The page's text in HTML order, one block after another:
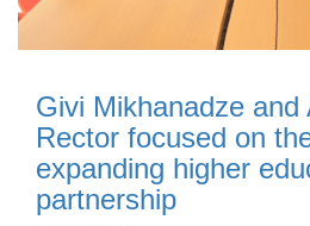
Givi Mikhanadze and
Rector focused on
expanding higher
partnership